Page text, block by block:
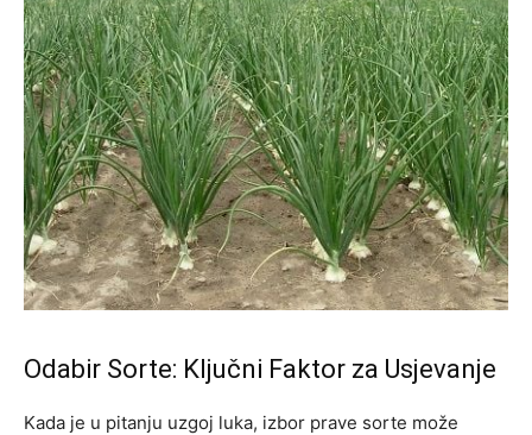
Odabir Sorte: Ključni Faktor za Usjevanje
Kada je u pitanju uzgoj luka, izbor prave sorte može